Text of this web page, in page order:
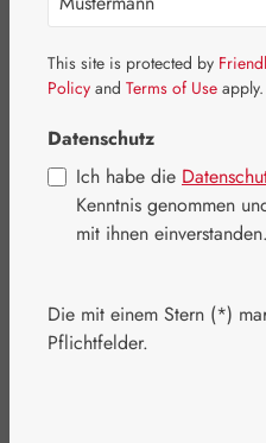
Preise inkl. MwSt. zzgl.
This site is protected by
Policy and Terms of Use apply.
Datenschutz
Ich habe die
Kenntnis genommen
mit ihnen einverstanden.
Die mit einem Stern (*)
Pflichtfelder.